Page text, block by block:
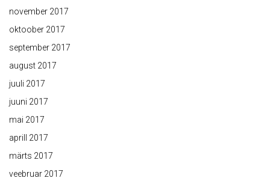
november 2017
oktoober 2017
september 2017
august 2017
juuli 2017
juuni 2017
mai 2017
aprill 2017
märts 2017
veebruar 2017